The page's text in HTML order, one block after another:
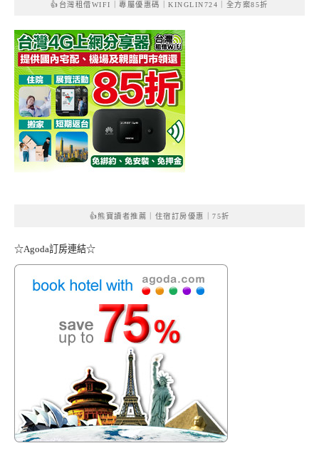
👍台灣租借WIFI｜專屬優惠碼｜KINGLIN724｜全方案85折
👍熊寶讀者推薦｜住宿訂房優惠｜75折
☆Agoda訂房連結☆